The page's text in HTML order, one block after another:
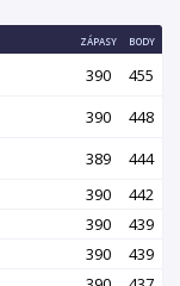
ZÁPASY BODY
390
455
390
448
389
444
390
442
390
439
390
439